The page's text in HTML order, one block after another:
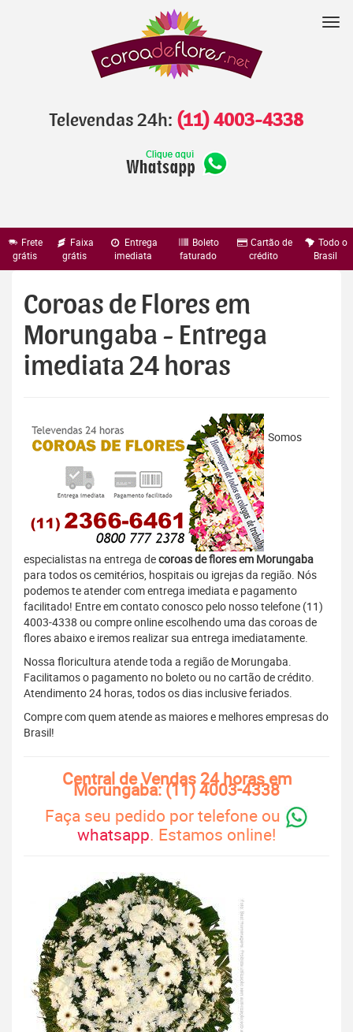
Televendas 24h: (11) 4003-4338
Frete
grátis
Faixa
grátis
Entrega
imediata
Boleto
faturado
Cartão de
crédito
Todo o
Brasil
Coroas de Flores em
Morungaba - Entrega
imediata 24 horas
Somos
especialistas na entrega decoroas de flores em Morungaba
para todos os cemitérios, hospitais ou igrejas da região. Nós
podemos te atender com entrega imediata e pagamento
facilitado! Entre em contato conosco pelo nosso telefone (11)
4003-4338 ou compre online escolhendo uma das coroas de
flores abaixo e iremos realizar sua entrega imediatamente.
Nossa floricultura atende toda a região de Morungaba.
Facilitamos o pagamento no boleto ou no cartão de crédito.
Atendimento 24 horas, todos os dias inclusive feriados.
Compre com quem atende as maiores e melhores empresas do
Brasil!
Central de Vendas 24 horas em
Morungaba: (11) 4003-4338
Faça seu pedido por telefone ou
whatsapp. Estamos online!